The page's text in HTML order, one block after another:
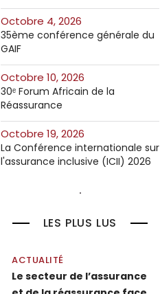
octobre 4, 2026
35ème conférence générale du
GAIF
octobre 10, 2026
30ᵉ Forum Africain de la
Réassurance
octobre 19, 2026
La Conférence internationale sur
l'assurance inclusive (ICII) 2026
LES PLUS LUS
ACTUALITÉ
Le secteur de l’assurance